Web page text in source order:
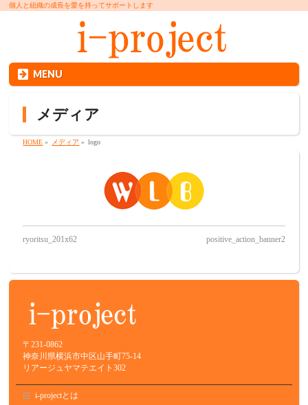
個人と組織の成長を愛を持ってサポートします
MENU
メディア
HOME » メディア » logo
ryoritsu_201x62 positive_action_banner2
〒231-0862
神奈川県横浜市中区山手町75-14
リアージュヤマテエイト302
i-projectとは